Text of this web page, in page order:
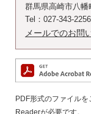
群馬県高崎市八幡
Tel：027-343-2256
メールでのお問
PDF形式のファイル
Readerが必要です。